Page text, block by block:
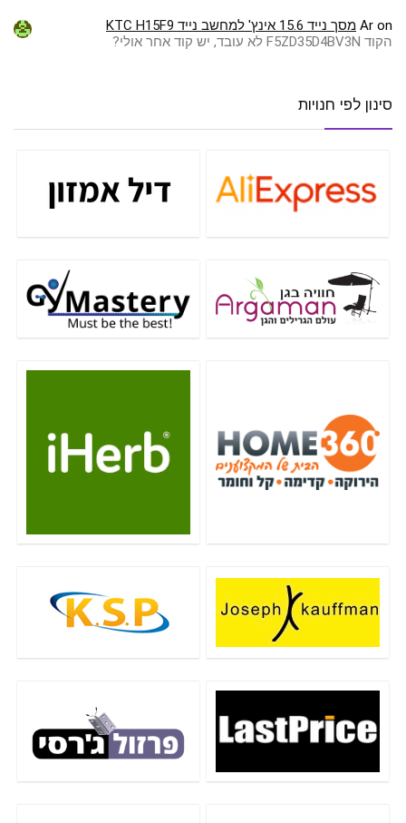
Ar on
מסך נייד 15.6 אינץ' למחשב נייד KTC H15F9
הקוד F5ZD35D4BV3N לא עובד, יש קוד אחר אולי?
סינון לפי חנויות